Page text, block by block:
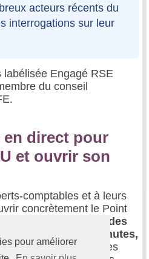
pour améliorer
acteurs récents du
interrogations sur leur
Engagé RSE
du conseil
en direct pour
et ouvrir son
comptables et à leurs
concrètement le Point
Information propose des
durée de 45 minutes,
fois par semaine.
Ces